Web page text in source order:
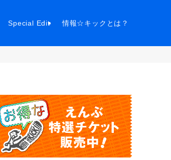
Special Edit 情報☆キックとは？